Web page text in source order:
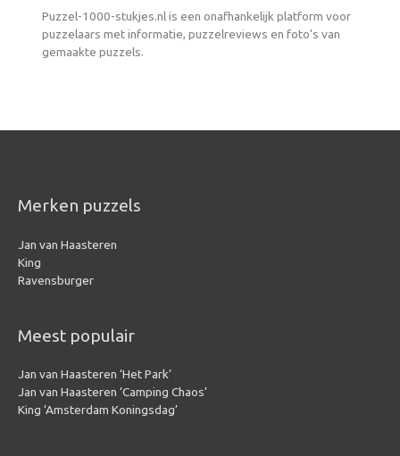
Puzzel-1000-stukjes.nl is een onafhankelijk platform voor
puzzelaars met informatie, puzzelreviews en foto’s van
gemaakte puzzels.
Merken puzzels
Jan van Haasteren
King
Ravensburger
Meest populair
Jan van Haasteren ‘Het Park’
Jan van Haasteren ‘Camping Chaos’
King ‘Amsterdam Koningsdag’